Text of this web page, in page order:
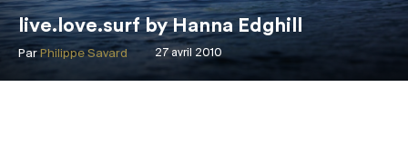
live.love.surf by Hanna Edghill
27 avril 2010
Par Philippe Savard